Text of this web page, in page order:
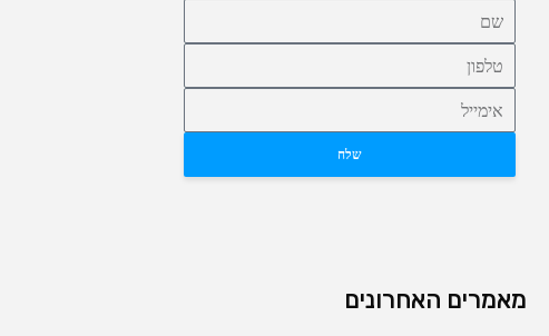
שלח
מאמרים האחרונים